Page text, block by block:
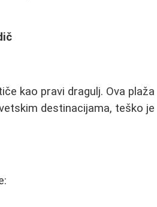
kao pravi dragulj. Ova plaža
destinacijama, teško je